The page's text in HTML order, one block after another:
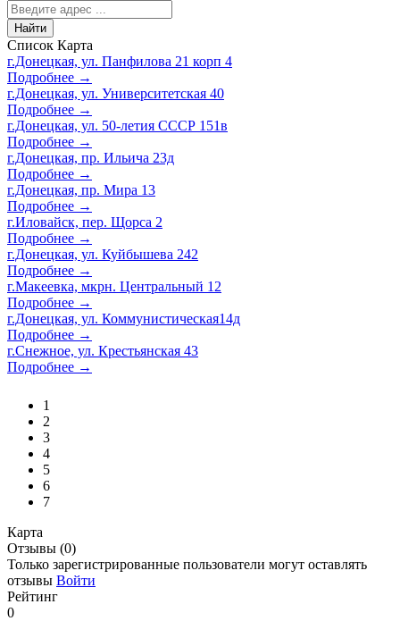
Найти
Список Карта
г.Донецкая, ул. Панфилова 21 корп 4
Подробнее →
г.Донецкая, ул. Университетская 40
Подробнее →
г.Донецкая, ул. 50-летия СССР 151в
Подробнее →
г.Донецкая, пр. Ильича 23д
Подробнее →
г.Донецкая, пр. Мира 13
Подробнее →
г.Иловайск, пер. Щорса 2
Подробнее →
г.Донецкая, ул. Куйбышева 242
Подробнее →
г.Макеевка, мкрн. Центральный 12
Подробнее →
г.Донецкая, ул. Коммунистическая14д
Подробнее →
г.Снежное, ул. Крестьянская 43
Подробнее →
1
2
3
4
5
6
7
Карта
Отзывы (0)
Только зарегистрированные пользователи могут оставлять
отзывы Войти
Рейтинг
0